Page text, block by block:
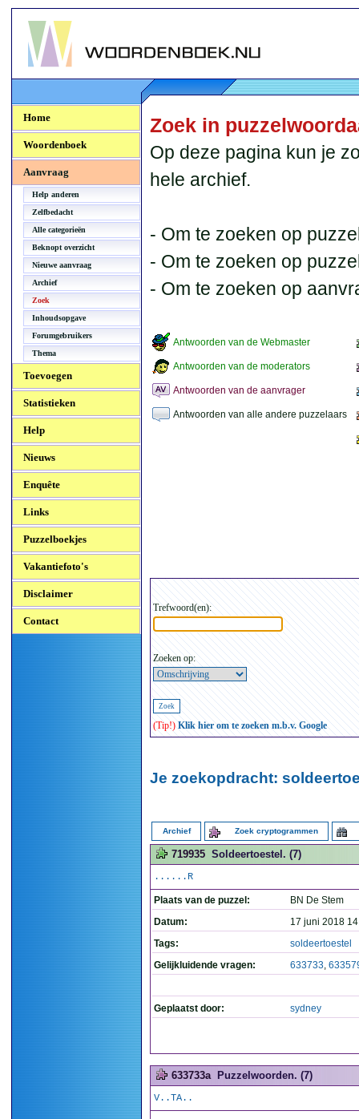
Woordenboek.NU
Home
Woordenboek
Aanvraag
Help anderen
Zelfbedacht
Alle categorieën
Beknopt overzicht
Nieuwe aanvraag
Archief
Zoek
Inhoudsopgave
Forumgebruikers
Thema
Toevoegen
Statistieken
Help
Nieuws
Enquête
Links
Puzzelboekjes
Vakantiefoto's
Disclaimer
Contact
Zoek in
Op deze pagina kun je
hele archief.
- Om te zoeken op
- Om te zoeken op
- Om te zoeken op
Antwoorden van de Webmaster
Antwoorden van de moderators
Antwoorden van de aanvrager
Antwoorden van alle andere puzzelaars
Trefwoord(en):
Zoeken op:
(Tip!) Klik hier om te zoeken m.b.v. Google
Je zoekopdracht:
Archief Zoek cryptogrammen
719935 Soldeertoestel. (7)
......R
Plaats van de puzzel:
BN De Stem
Datum:
17 juni 2018
Tags:
soldeertoestel
Gelijkluidende vragen:
633733,
Geplaatst door: sydney
633733a Puzzelwoorden. (7)
V..TA..